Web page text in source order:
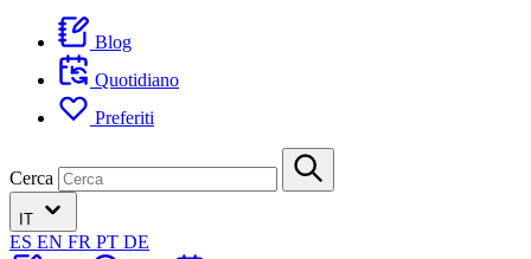
Blog
Quotidiano
Preferiti
Cerca
IT
ES EN FR PT DE